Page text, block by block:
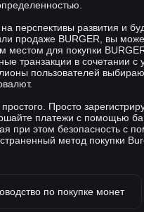
перспективы развития и
продаже BURGER, вы
местом для покупки
транзакции в сочетании
пользователей
Просто
платежи с помощью
при этом безопасность с
метод покупки
по покупке монет